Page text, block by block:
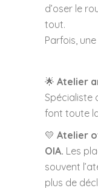
d’oser le
tout.
Parfois,
🌟 Atelier
Spécialiste
font toute
💛 Atelier
OIA. Les
souvent
plus de